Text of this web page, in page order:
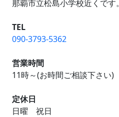
那覇市立松島小学校近くです。
TEL
090-3793-5362
営業時間
11時～(お時間ご相談下さい)
定休日
日曜 祝日